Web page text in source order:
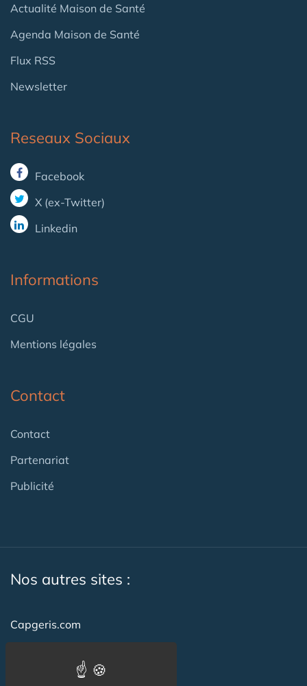
Actualité Maison de Santé
Agenda Maison de Santé
Flux RSS
Newsletter
Reseaux Sociaux
Facebook
X (ex-Twitter)
Linkedin
Informations
CGU
Mentions légales
Contact
Contact
Partenariat
Publicité
Nos autres sites :
Capgeris.com
Emploi-formation-sante.com